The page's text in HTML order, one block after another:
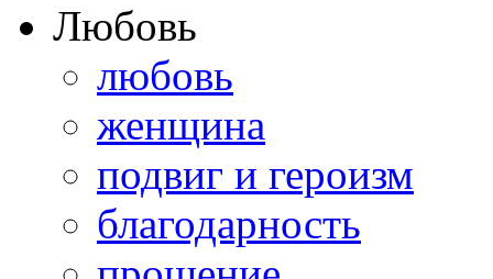
Любовь
любовь
женщина
подвиг и героизм
благодарность